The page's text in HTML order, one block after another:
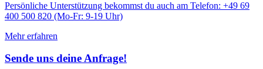
Persönliche Unterstützung bekommst du auch am Telefon: +49 69
400 500 820 (Mo-Fr: 9-19 Uhr)
Mehr erfahren
Sende uns deine Anfrage!